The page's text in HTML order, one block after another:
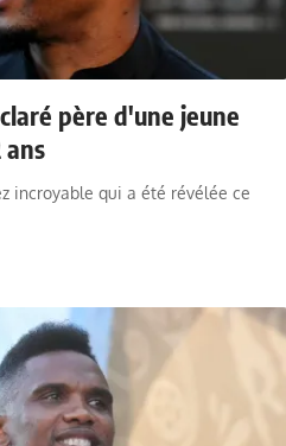
père d'une jeune
ans
incroyable qui a été révélée ce